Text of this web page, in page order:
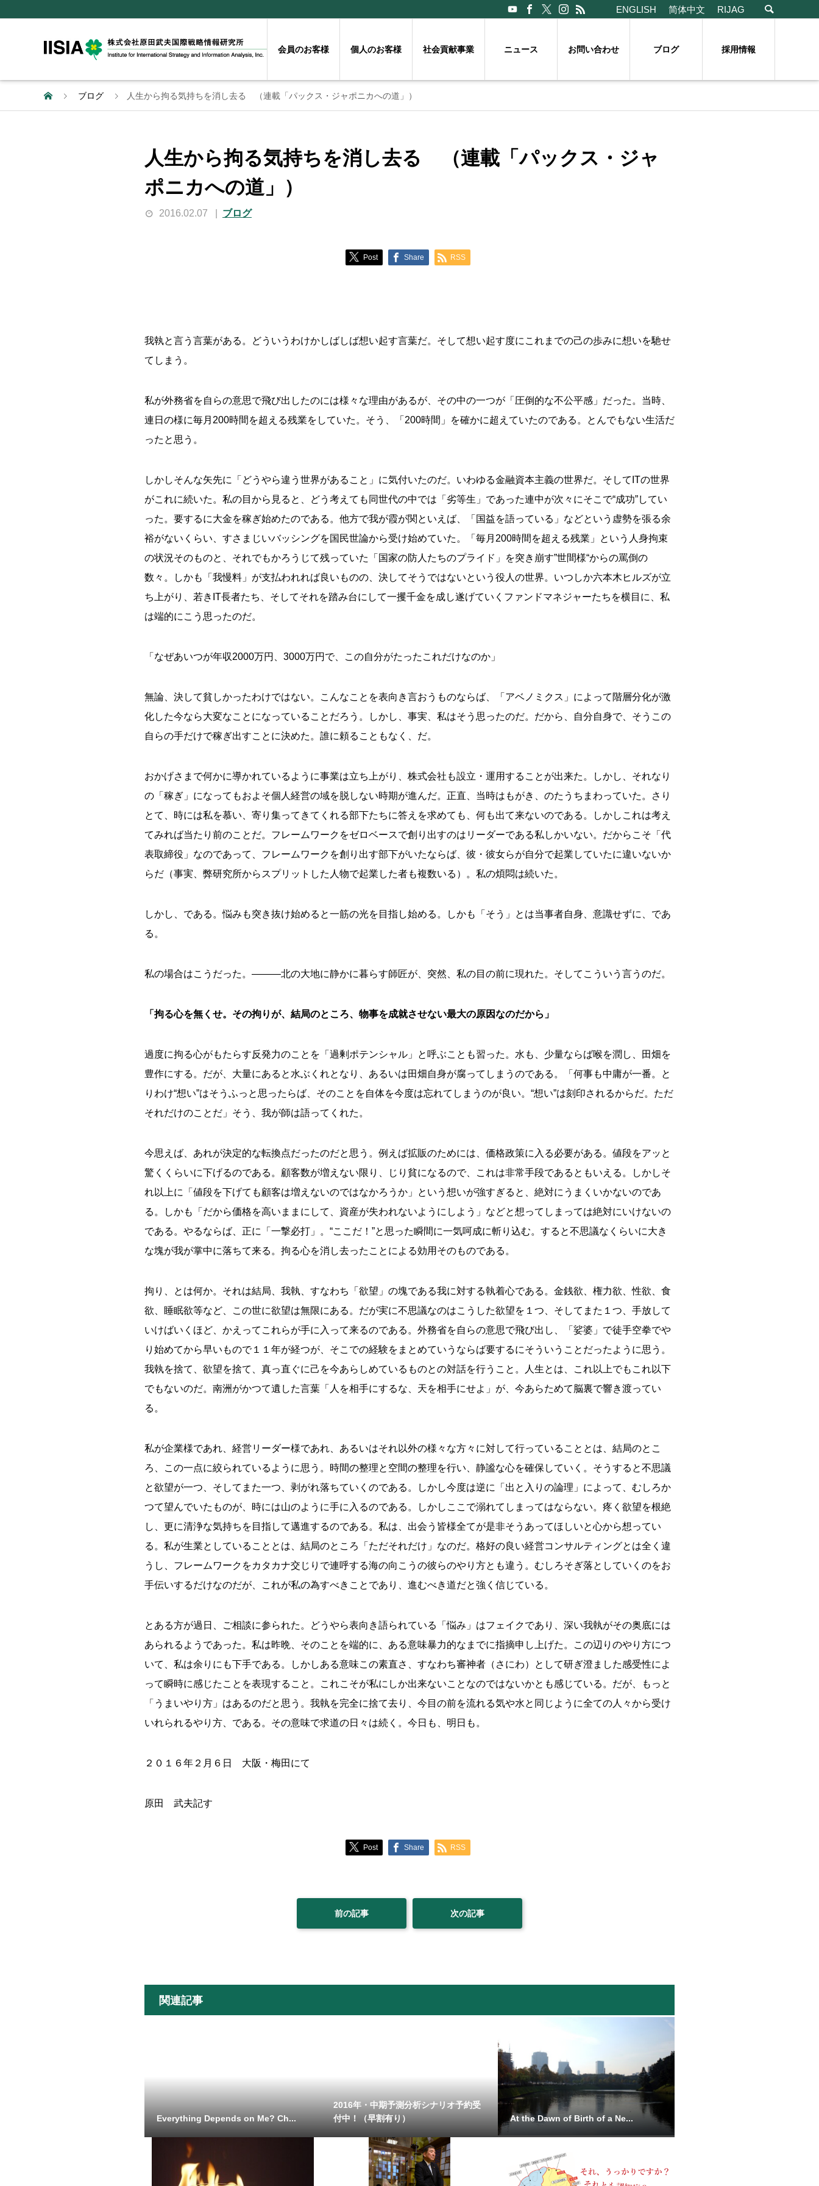
ENGLISH 简体中文 RIJAG
会員のお客様 個人のお客様 社会貢献事業 ニュース お問い合わせ ブログ 採用情報
ブログ 人生から拘る気持ちを消し去る （連載「パックス・ジャポニカへの道」）
人生から拘る気持ちを消し去る （連載「パックス・ジャ
ポニカへの道」）
2016.02.07 ブログ
Post Share RSS
我執と言う言葉がある。どういうわけかしばしば想い起す言葉だ。そして想い起す度にこれまでの己の歩みに想いを馳せ
てしまう。
私が外務省を自らの意思で飛び出したのには様々な理由があるが、その中の一つが「圧倒的な不公平感」だった。当時、
連日の様に毎月200時間を超える残業をしていた。そう、「200時間」を確かに超えていたのである。とんでもない生活だ
ったと思う。
しかしそんな矢先に「どうやら違う世界があること」に気付いたのだ。いわゆる金融資本主義の世界だ。そしてITの世界
がこれに続いた。私の目から見ると、どう考えても同世代の中では「劣等生」であった連中が次々にそこで“成功”してい
った。要するに大金を稼ぎ始めたのである。他方で我が霞が関といえば、「国益を語っている」などという虚勢を張る余
裕がないくらい、すさまじいバッシングを国民世論から受け始めていた。「毎月200時間を超える残業」という人身拘束
の状況そのものと、それでもかろうじて残っていた「国家の防人たちのプライド」を突き崩す”世間様“からの罵倒の
数々。しかも「我慢料」が支払われれば良いものの、決してそうではないという役人の世界。いつしか六本木ヒルズが立
ち上がり、若きIT長者たち、そしてそれを踏み台にして一攫千金を成し遂げていくファンドマネジャーたちを横目に、私
は端的にこう思ったのだ。
「なぜあいつが年収2000万円、3000万円で、この自分がたったこれだけなのか」
無論、決して貧しかったわけではない。こんなことを表向き言おうものならば、「アベノミクス」によって階層分化が激
化した今なら大変なことになっていることだろう。しかし、事実、私はそう思ったのだ。だから、自分自身で、そうこの
自らの手だけで稼ぎ出すことに決めた。誰に頼ることもなく、だ。
おかげさまで何かに導かれているように事業は立ち上がり、株式会社も設立・運用することが出来た。しかし、それなり
の「稼ぎ」になってもおよそ個人経営の域を脱しない時期が進んだ。正直、当時はもがき、のたうちまわっていた。さり
とて、時には私を慕い、寄り集ってきてくれる部下たちに答えを求めても、何も出て来ないのである。しかしこれは考え
てみれば当たり前のことだ。フレームワークをゼロベースで創り出すのはリーダーである私しかいない。だからこそ「代
表取締役」なのであって、フレームワークを創り出す部下がいたならば、彼・彼女らが自分で起業していたに違いないか
らだ（事実、弊研究所からスプリットした人物で起業した者も複数いる）。私の煩悶は続いた。
しかし、である。悩みも突き抜け始めると一筋の光を目指し始める。しかも「そう」とは当事者自身、意識せずに、であ
る。
私の場合はこうだった。―――北の大地に静かに暮らす師匠が、突然、私の目の前に現れた。そしてこういう言うのだ。
「拘る心を無くせ。その拘りが、結局のところ、物事を成就させない最大の原因なのだから」
過度に拘る心がもたらす反発力のことを「過剰ポテンシャル」と呼ぶことも習った。水も、少量ならば喉を潤し、田畑を
豊作にする。だが、大量にあると水ぶくれとなり、あるいは田畑自身が腐ってしまうのである。「何事も中庸が一番。と
りわけ“想い”はそうふっと思ったらば、そのことを自体を今度は忘れてしまうのが良い。“想い”は刻印されるからだ。ただ
それだけのことだ」そう、我が師は語ってくれた。
今思えば、あれが決定的な転換点だったのだと思う。例えば拡販のためには、価格政策に入る必要がある。値段をアッと
驚くくらいに下げるのである。顧客数が増えない限り、じり貧になるので、これは非常手段であるともいえる。しかしそ
れ以上に「値段を下げても顧客は増えないのではなかろうか」という想いが強すぎると、絶対にうまくいかないのであ
る。しかも「だから価格を高いままにして、資産が失われないようにしよう」などと想ってしまっては絶対にいけないの
である。やるならば、正に「一撃必打」。“ここだ！”と思った瞬間に一気呵成に斬り込む。すると不思議なくらいに大き
な塊が我が掌中に落ちて来る。拘る心を消し去ったことによる効用そのものである。
拘り、とは何か。それは結局、我執、すなわち「欲望」の塊である我に対する執着心である。金銭欲、権力欲、性欲、食
欲、睡眠欲等など、この世に欲望は無限にある。だが実に不思議なのはこうした欲望を１つ、そしてまた１つ、手放して
いけばいくほど、かえってこれらが手に入って来るのである。外務省を自らの意思で飛び出し、「娑婆」で徒手空拳でや
り始めてから早いもので１１年が経つが、そこでの経験をまとめていうならば要するにそういうことだったように思う。
我執を捨て、欲望を捨て、真っ直ぐに己を今あらしめているものとの対話を行うこと。人生とは、これ以上でもこれ以下
でもないのだ。南洲がかつて遺した言葉「人を相手にするな、天を相手にせよ」が、今あらためて脳裏で響き渡ってい
る。
私が企業様であれ、経営リーダー様であれ、あるいはそれ以外の様々な方々に対して行っていることとは、結局のとこ
ろ、この一点に絞られているように思う。時間の整理と空間の整理を行い、静謐な心を確保していく。そうすると不思議
と欲望が一つ、そしてまた一つ、剥がれ落ちていくのである。しかし今度は逆に「出と入りの論理」によって、むしろか
つて望んでいたものが、時には山のように手に入るのである。しかしここで溺れてしまってはならない。疼く欲望を根絶
し、更に清浄な気持ちを目指して邁進するのである。私は、出会う皆様全てが是非そうあってほしいと心から想ってい
る。私が生業としていることとは、結局のところ「ただそれだけ」なのだ。格好の良い経営コンサルティングとは全く違
うし、フレームワークをカタカナ交じりで連呼する海の向こうの彼らのやり方とも違う。むしろそぎ落としていくのをお
手伝いするだけなのだが、これが私の為すべきことであり、進むべき道だと強く信じている。
とある方が過日、ご相談に参られた。どうやら表向き語られている「悩み」はフェイクであり、深い我執がその奥底には
あられるようであった。私は昨晩、そのことを端的に、ある意味暴力的なまでに指摘申し上げた。この辺りのやり方につ
いて、私は余りにも下手である。しかしある意味この素直さ、すなわち審神者（さにわ）として研ぎ澄ました感受性によ
って瞬時に感じたことを表現すること。これこそが私にしか出来ないことなのではないかとも感じている。だが、もっと
「うまいやり方」はあるのだと思う。我執を完全に捨て去り、今目の前を流れる気や水と同じように全ての人々から受け
いれられるやり方、である。その意味で求道の日々は続く。今日も、明日も。
２０１６年２月６日 大阪・梅田にて
原田 武夫記す
Post Share RSS
前の記事 次の記事
関連記事
Everything Depends on Me? Ch...
2016年・中期予測分析シナリオ予約受
付中！（早割有り）
At the Dawn of Birth of a Ne...